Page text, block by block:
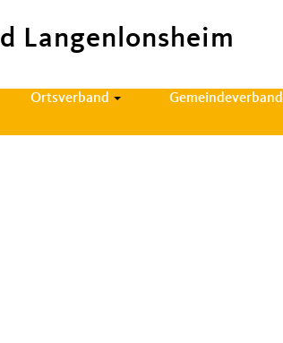
Langenlonsheim
Ortsverband Gemeindeverband